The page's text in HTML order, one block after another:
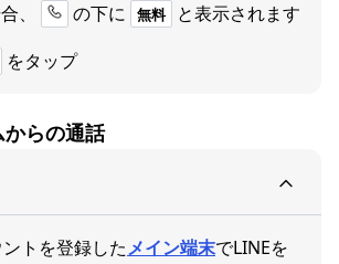
、
の下に 無料 と表示されます
をタップ
からの通話
トを登録したメイン端末でLINEを